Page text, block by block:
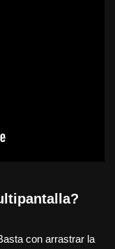
con arrastrar la